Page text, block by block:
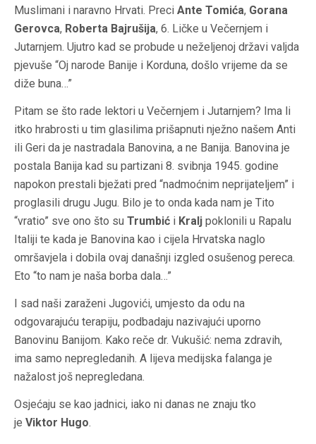
Muslimani i naravno Hrvati. Preci Ante Tomića, Gorana
Gerovca, Roberta Bajrušija, 6. Ličke u Večernjem i
Jutarnjem. Ujutro kad se probude u neželjenoj državi valjda
pjevuše “Oj narode Banije i Korduna, došlo vrijeme da se
diže buna…”
Pitam se što rade lektori u Večernjem i Jutarnjem? Ima li
itko hrabrosti u tim glasilima prišapnuti nježno našem Anti
ili Geri da je nastradala Banovina, a ne Banija. Banovina je
postala Banija kad su partizani 8. svibnja 1945. godine
napokon prestali bježati pred “nadmoćnim neprijateljem” i
proglasili drugu Jugu. Bilo je to onda kada nam je Tito
“vratio” sve ono što su Trumbić i Kralj poklonili u Rapalu
Italiji te kada je Banovina kao i cijela Hrvatska naglo
omršavjela i dobila ovaj današnji izgled osušenog pereca.
Eto “to nam je naša borba dala…”
I sad naši zaraženi Jugovići, umjesto da odu na
odgovarajuću terapiju, podbadaju nazivajući uporno
Banovinu Banijom. Kako reče dr. Vukušić: nema zdravih,
ima samo nepregledanih. A lijeva medijska falanga je
nažalost još nepregledana.
Osjećaju se kao jadnici, iako ni danas ne znaju tko
je Viktor Hugo.